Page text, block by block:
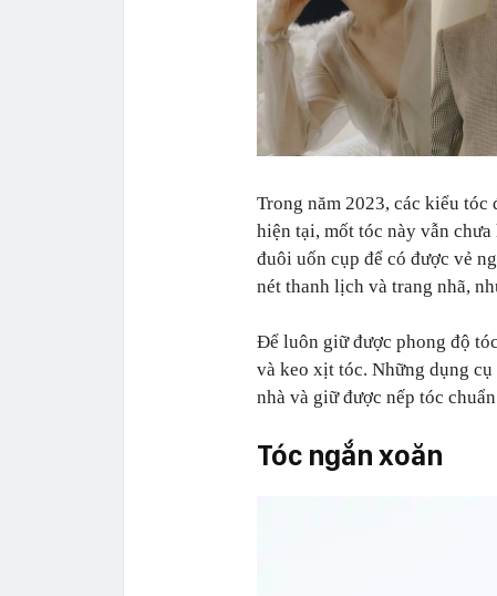
Trong năm 2023, các kiểu
hiện tại, mốt tóc này vẫn
đuôi uốn cụp để có được vẻ
nét thanh lịch và trang nhã,
Để luôn giữ được phong độ
và keo xịt tóc. Những dụng
nhà và giữ được nếp tóc
Tóc ngắn xoăn